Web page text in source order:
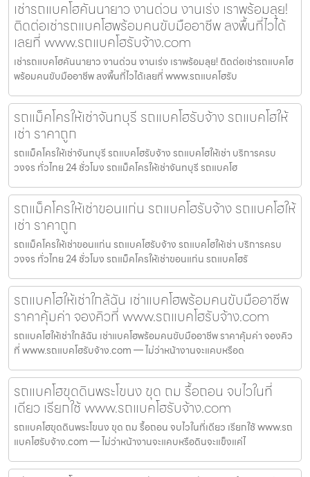
เช่ารถแบคโฮคันนายาว งานด่วน งานเร่ง เราพร้อมลุย!
ติดต่อเช่ารถแบคโฮพร้อมคนขับมืออาชีพ ลงพื้นที่ไวได้
เลยที่ www.รถแบคโฮรับจ้าง.com
เช่ารถแบคโฮคันนายาว งานด่วน งานเร่ง เราพร้อมลุย! ติดต่อเช่ารถแบคโฮ
พร้อมคนขับมืออาชีพ ลงพื้นที่ไวได้เลยที่ www.รถแบคโฮรับ
รถแม็คโครให้เช่าจันทบุรี รถแบคโฮรับจ้าง รถแบคโฮให้
เช่า ราคาถูก
รถแม็คโครให้เช่าจันทบุรี รถแบคโฮรับจ้าง รถแบคโฮให้เช่า บริการครบ
วงจร ทั่วไทย 24 ชั่วโมง รถแม็คโครให้เช่าจันทบุรี รถแบคโฮ
รถแม็คโครให้เช่าขอนแก่น รถแบคโฮรับจ้าง รถแบคโฮให้
เช่า ราคาถูก
รถแม็คโครให้เช่าขอนแก่น รถแบคโฮรับจ้าง รถแบคโฮให้เช่า บริการครบ
วงจร ทั่วไทย 24 ชั่วโมง รถแม็คโครให้เช่าขอนแก่น รถแบคโฮรั
รถแบคโฮให้เช่าใกล้ฉัน เช่าแบคโฮพร้อมคนขับมืออาชีพ
ราคาคุ้มค่า จองคิวที่ www.รถแบคโฮรับจ้าง.com
รถแบคโฮให้เช่าใกล้ฉัน เช่าแบคโฮพร้อมคนขับมืออาชีพ ราคาคุ้มค่า จองคิว
ที่ www.รถแบคโฮรับจ้าง.com — ไม่ว่าหน้างานจะแคบหรือด
รถแบคโฮขุดดินพระโขนง ขุด ถม รื้อถอน จบไวในที่
เดียว เรียกใช้ www.รถแบคโฮรับจ้าง.com
รถแบคโฮขุดดินพระโขนง ขุด ถม รื้อถอน จบไวในที่เดียว เรียกใช้ www.รถ
แบคโฮรับจ้าง.com — ไม่ว่าหน้างานจะแคบหรือดินจะแข็งแค่ไ